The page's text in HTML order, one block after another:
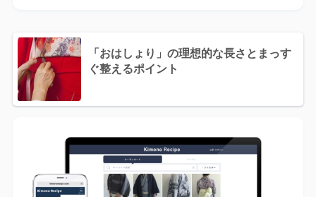
「おはしょり」の理想的な長さとまっす
ぐ整えるポイント